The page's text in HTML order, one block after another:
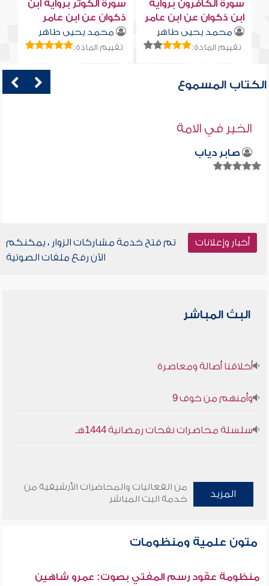
سورة الكافرون برواية
ابن ذكوان عن ابن عامر
محمد يحيى طاهر
تقييم المادة:
سورة الكوثر برواية ابن
ذكوان عن ابن عامر
محمد يحيى طاهر
تقييم المادة:
الكتاب المسموع
الخير في الامة
صابر دياب
أخبار وإعلانات
تم فتح خدمة مشاركات الزوار ، يمكنكم
الآن رفع ملفات الصوتية
البث المباشر
أخلاقنا أصالة ومعاصرة
وأمنهم من خوف 9
سلسلة محاضرات نفحات رمضانية 1444هـ
المزيد
من الفعاليات والمحاضرات الأرشيفية من
خدمة البث المباشر
متون علمية ومنظومات
منظومة عقود رسم المفتي بصوت: عمرو شاهين